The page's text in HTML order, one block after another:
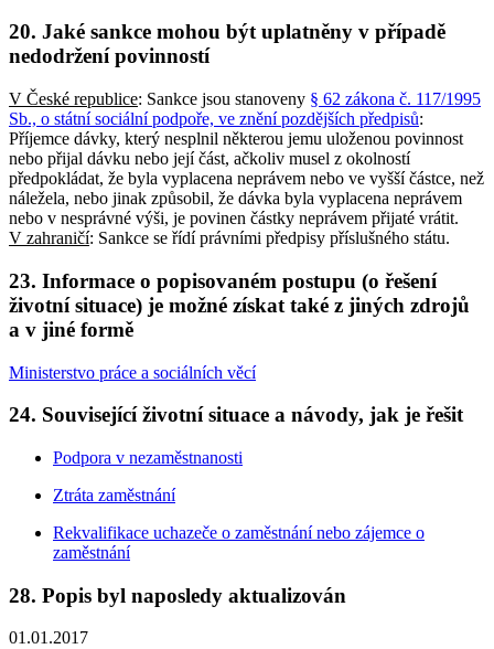
20. Jaké sankce mohou být uplatněny v případě
nedodržení povinností
V České republice: Sankce jsou stanoveny § 62 zákona č. 117/1995
Sb., o státní sociální podpoře, ve znění pozdějších předpisů:
Příjemce dávky, který nesplnil některou jemu uloženou povinnost
nebo přijal dávku nebo její část, ačkoliv musel z okolností
předpokládat, že byla vyplacena neprávem nebo ve vyšší částce, než
náležela, nebo jinak způsobil, že dávka byla vyplacena neprávem
nebo v nesprávné výši, je povinen částky neprávem přijaté vrátit.
V zahraničí: Sankce se řídí právními předpisy příslušného státu.
23. Informace o popisovaném postupu (o řešení
životní situace) je možné získat také z jiných zdrojů
a v jiné formě
Ministerstvo práce a sociálních věcí
24. Související životní situace a návody, jak je řešit
Podpora v nezaměstnanosti
Ztráta zaměstnání
Rekvalifikace uchazeče o zaměstnání nebo zájemce o
zaměstnání
28. Popis byl naposledy aktualizován
01.01.2017